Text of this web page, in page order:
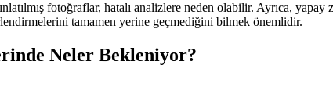
fotoğraflar, hatalı analizlere neden olabilir. Ayrıca,
tamamen yerine geçmediğini bilmek önemlidir.
Neler Bekleniyor?